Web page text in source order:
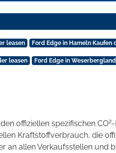
leasen Ford Edge in Hameln Kaufen
leasen Ford Edge in
offiziellen spezifischen CO2
Kraftstoffverbrauch, die
allen Verkaufsstellen und